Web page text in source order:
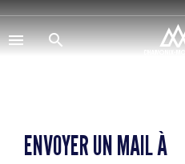
Aller
au
contenu
principal
ENVOYER UN MAIL À